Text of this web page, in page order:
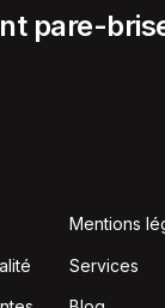
pare-
Mentions
Services